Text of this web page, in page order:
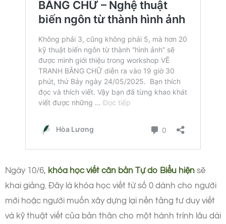
Ngày 10/6, khóa học viết căn bản Tự do Biểu hiện sẽ
khai giảng. Đây là khóa học viết từ số 0 dành cho người
mới hoặc người muốn xây dựng lại nền tảng tư duy viết
và kỹ thuật viết của bản thân cho một hành trình lâu dài